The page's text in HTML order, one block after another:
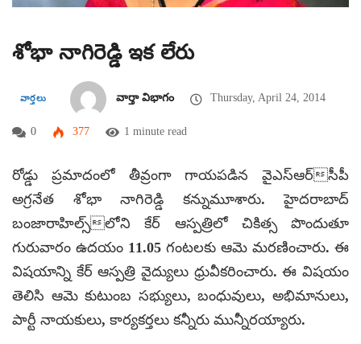
శోభా నాగిరెడ్డి ఇక లేరు
వార్తలు వార్తా విభాగం Thursday, April 24, 2014
0 377 1 minute read
రోడ్డు ప్రమాదంలో తీవ్రంగా గాయపడిన వైఎస్ఆర్సీపీ
అగ్రనేత శోభా నాగిరెడ్డి కన్నుమూశారు. హైదరాబాద్
బంజారాహిల్స్లోని కేర్ ఆస్పత్రిలో చికిత్స పొందుతూ
గురువారం ఉదయం 11.05 గంటలకు ఆమె మరణించారు. ఈ
విషయాన్ని కేర్ ఆస్పత్రి వైద్యులు ధ్రువీకరించారు. ఈ విషయం
తెలిసి ఆమె కుటుంబ సభ్యులు, బంధువులు, అభిమానులు,
పార్టీ నాయకులు, కార్యకర్తలు కన్నీరు మున్నీరయ్యారు.